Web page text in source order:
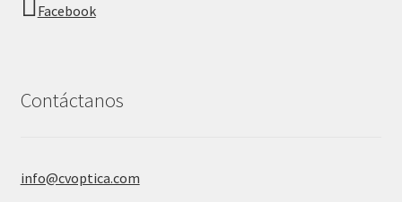
Facebook
Contáctanos
info@cvoptica.com